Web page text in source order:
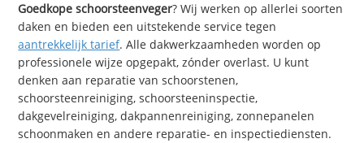
Goedkope schoorsteenveger? Wij werken op allerlei soorten
daken en bieden een uitstekende service tegen
aantrekkelijk tarief. Alle dakwerkzaamheden worden op
professionele wijze opgepakt, zónder overlast. U kunt
denken aan reparatie van schoorstenen,
schoorsteenreiniging, schoorsteeninspectie,
dakgevelreiniging, dakpannenreiniging, zonnepanelen
schoonmaken en andere reparatie- en inspectiediensten.